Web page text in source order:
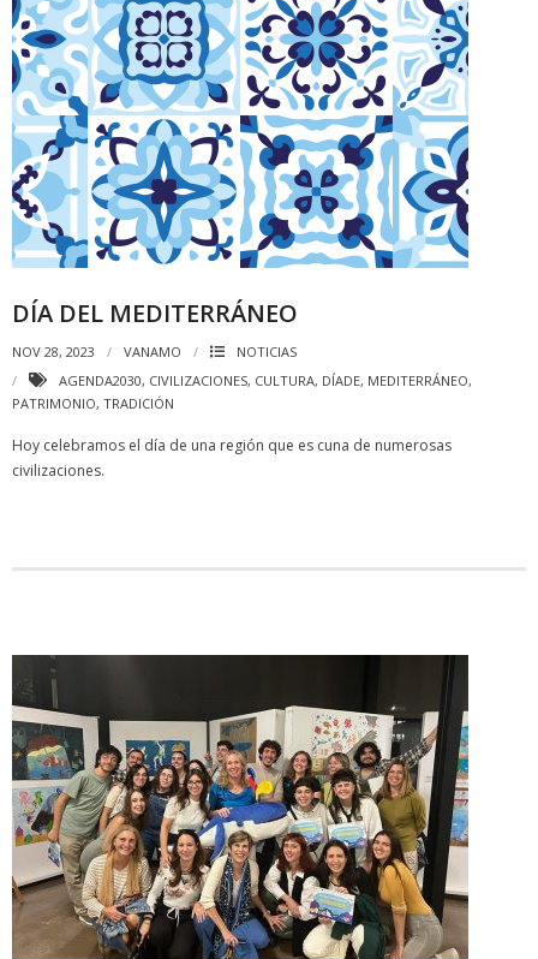
DÍA DEL MEDITERRÁNEO
NOV 28, 2023 VANAMO
NOTICIAS
AGENDA2030, CIVILIZACIONES, CULTURA, DÍADE, MEDITERRÁNEO,
PATRIMONIO, TRADICIÓN
Hoy celebramos el día de una región que es cuna de numerosas
civilizaciones.